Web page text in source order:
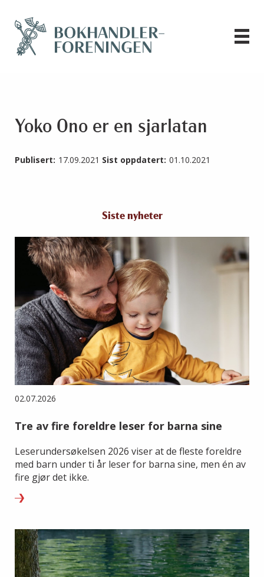
Yoko Ono er en sjarlatan
Publisert: 17.09.2021 Sist oppdatert: 01.10.2021
Siste nyheter
02.07.2026
Tre av fire foreldre leser for barna sine
Leserundersøkelsen 2026 viser at de fleste foreldre
med barn under ti år leser for barna sine, men én av
fire gjør det ikke.